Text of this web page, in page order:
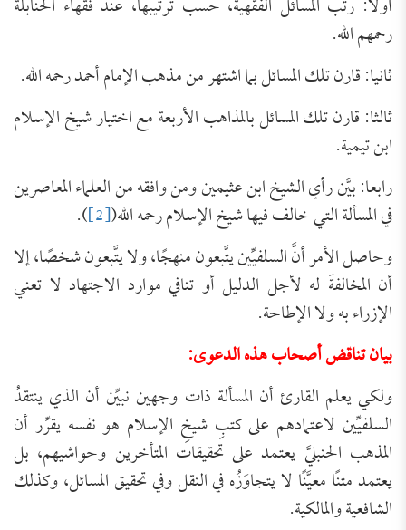
أولا: رتب المسائل الفقهية، حسب ترتيبها، عند فقهاء الحنابلة
رحمهم الله.
ثانيا: قارن تلك المسائل بما اشتهر من مذهب الإمام أحمد رحمه الله.
ثالثا: قارن تلك المسائل بالمذاهب الأربعة مع اختيار شيخ الإسلام
ابن تيمية.
رابعا: بيَّن رأي الشيخ ابن عثيمين ومن وافقه من العلماء المعاصرين
في المسألة التي خالف فيها شيخ الإسلام رحمه الله([2]
).
وحاصل الأمر أنَّ السلفيِّين يتَّبعون منهجًا، ولا يتَّبعون شخصًا، إلا
أن المخالفةَ له لأجل الدليل أو تنافي موارد الاجتهاد لا تعني
الإزراء به ولا الإطاحة.
بيان تناقض أصحاب هذه الدعوى:
ولكي يعلم القارئ أن المسألة ذات وجهين نبيِّن أن الذي ينتقدُ
السلفيِّين لاعتمادهم على كتبِ شيخِ الإسلام هو نفسه يقرِّر أن
المذهب الحنبليَّ يعتمد على تحقيقات المتأخرين وحواشيهم، بل
يعتمد متنًا معيَّنًا لا يتجاوَزُه في النقل وفي تحقيق المسائل، وكذلك
الشافعية والمالكية.